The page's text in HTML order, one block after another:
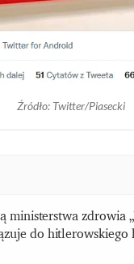
Źródło: Twitter/Piasecki
ministerstwa zdrowia
do hitlerowskiego